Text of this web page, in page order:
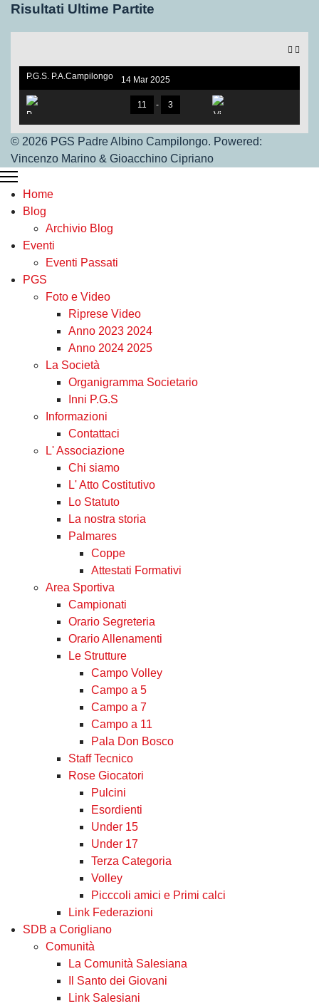
Risultati Ultime Partite
P.G.S. P.A.Campilongo
under 17. V.S Vigor Ros
sano
14 Mar 2025
P.G.S.Under 17
11 - 3
© 2026 PGS Padre Albino Campilongo. Powered:
Vincenzo Marino & Gioacchino Cipriano
Home
Blog
Archivio Blog
Eventi
Eventi Passati
PGS
Foto e Video
Riprese Video
Anno 2023 2024
Anno 2024 2025
La Società
Organigramma Societario
Inni P.G.S
Informazioni
Contattaci
L' Associazione
Chi siamo
L' Atto Costitutivo
Lo Statuto
La nostra storia
Palmares
Coppe
Attestati Formativi
Area Sportiva
Campionati
Orario Segreteria
Orario Allenamenti
Le Strutture
Campo Volley
Campo a 5
Campo a 7
Campo a 11
Pala Don Bosco
Staff Tecnico
Rose Giocatori
Pulcini
Esordienti
Under 15
Under 17
Terza Categoria
Volley
Picccoli amici e Primi calci
Link Federazioni
SDB a Corigliano
Comunità
La Comunità Salesiana
Il Santo dei Giovani
Link Salesiani